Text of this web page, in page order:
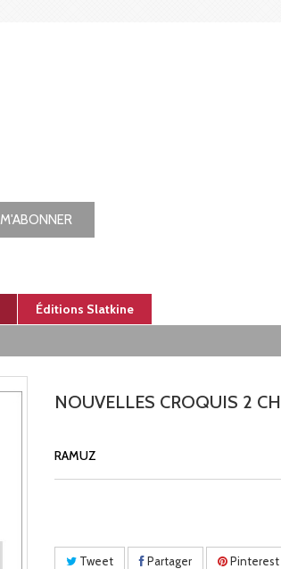
M'ABONNER
Éditions Slatkine
NOUVELLES CROQUIS 2 CH
RAMUZ
Tweet Partager Pinterest